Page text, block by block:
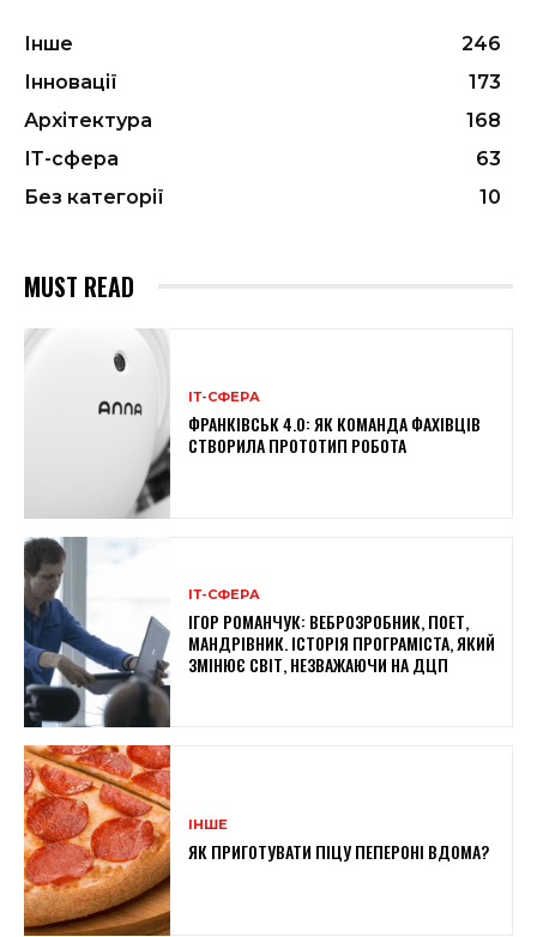
Інше
246
Інновації
173
Архітектура
168
ІТ-сфера
63
Без категорії
10
MUST READ
ІТ-СФЕРА
ФРАНКІВСЬК 4.0: ЯК КОМАНДА ФАХІВЦІВ
СТВОРИЛА ПРОТОТИП РОБОТА
ІТ-СФЕРА
ІГОР РОМАНЧУК: ВЕБРОЗРОБНИК, ПОЕТ,
МАНДРІВНИК. ІСТОРІЯ ПРОГРАМІСТА, ЯКИЙ
ЗМІНЮЄ СВІТ, НЕЗВАЖАЮЧИ НА ДЦП
ІНШЕ
ЯК ПРИГОТУВАТИ ПІЦУ ПЕПЕРОНІ ВДОМА?